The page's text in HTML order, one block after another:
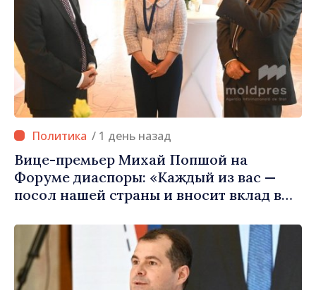
/ 1 день назад
Вице-премьер Михай Попшой на
Форуме диаспоры: «Каждый из вас —
посол нашей страны и вносит вклад в
Молдова»